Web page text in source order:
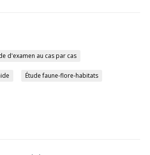
d'examen au cas par cas
Étude faune-flore-habitats